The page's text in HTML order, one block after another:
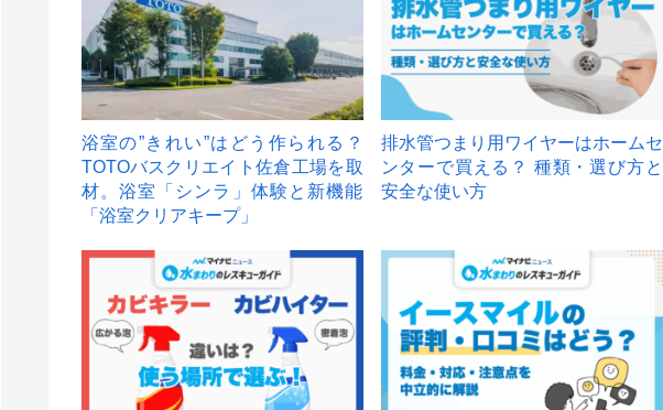
浴室の”きれい”はどう作られる？
TOTOバスクリエイト佐倉工場を取
材。浴室「シンラ」体験と新機能
「浴室クリアキープ」
排水管つまり用ワイヤーはホームセ
ンターで買える？ 種類・選び方と
安全な使い方